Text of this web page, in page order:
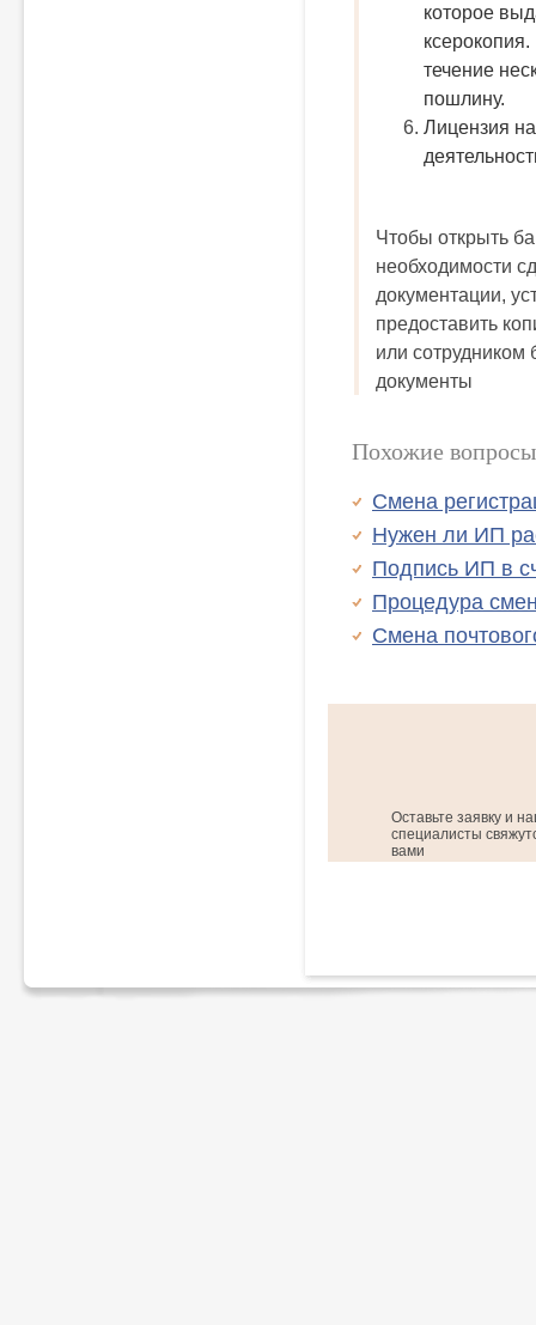
которое
течение
пошлину.
Лицензия
Чтобы открыть
необходимости
документации,
предоставить
или сотрудником
документы
Похожие вопросы
Смена
Нужен ли ИП
Подпись ИП в
Процедура
Смена
Оставьте заявку и
специалисты
вами